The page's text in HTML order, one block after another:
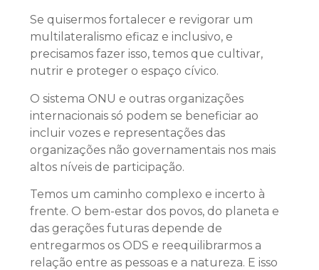
Se quisermos fortalecer e revigorar um
multilateralismo eficaz e inclusivo, e
precisamos fazer isso, temos que cultivar,
nutrir e proteger o espaço cívico.
O sistema ONU e outras organizações
internacionais só podem se beneficiar ao
incluir vozes e representações das
organizações não governamentais nos mais
altos níveis de participação.
Temos um caminho complexo e incerto à
frente. O bem-estar dos povos, do planeta e
das gerações futuras depende de
entregarmos os ODS e reequilibrarmos a
relação entre as pessoas e a natureza. E isso